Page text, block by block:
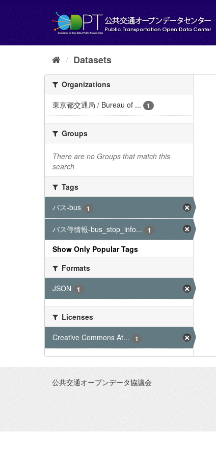
Datasets
Organizations
東京都交通局 / Bureau of ...
1
Groups
There are no Groups that match this
search
Tags
バス-bus
1
バス停情報-bus_stop_info... 1
Show Only Popular Tags
Formats
JSON
1
Licenses
Creative Commons At...
1
公共交通オープンデータ協議会